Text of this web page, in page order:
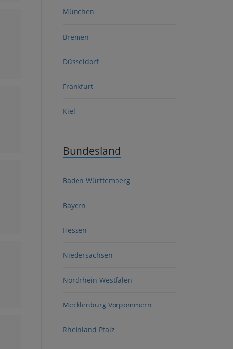
München
Bremen
Düsseldorf
Frankfurt
Kiel
Bundesland
Baden Württemberg
Bayern
Hessen
Niedersachsen
Nordrhein Westfalen
Mecklenburg Vorpommern
Rheinland Pfalz